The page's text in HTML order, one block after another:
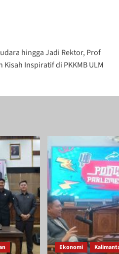
hingga Jadi Rektor, Prof
Inspiratif di PKKMB ULM
Ekonomi